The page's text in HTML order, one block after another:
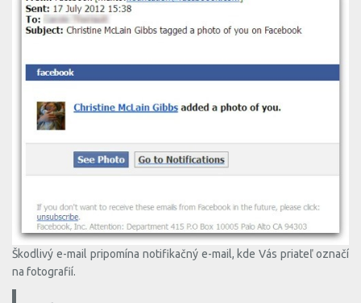
Škodlivý e-mail pripomína notifikačný e-mail, kde Vás priateľ označí
na fotografií.